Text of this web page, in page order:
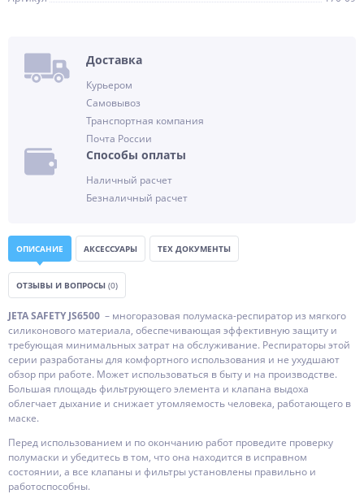
Доставка
Курьером
Самовывоз
Транспортная компания
Почта России
Способы оплаты
Наличный расчет
Безналичный расчет
ОПИСАНИЕ АКСЕССУАРЫ ТЕХ ДОКУМЕНТЫ
ОТЗЫВЫ И ВОПРОСЫ (0)
JETA SAFETY JS6500 – многоразовая полумаска-респиратор из мягкого
силиконового материала, обеспечивающая эффективную защиту и
требующая минимальных затрат на обслуживание. Респираторы этой
серии разработаны для комфортного использования и не ухудшают
обзор при работе. Может использоваться в быту и на производстве.
Большая площадь фильтрующего элемента и клапана выдоха
облегчает дыхание и снижает утомляемость человека, работающего в
маске.
Перед использованием и по окончанию работ проведите проверку
полумаски и убедитесь в том, что она находится в исправном
состоянии, а все клапаны и фильтры установлены правильно и
работоспособны.